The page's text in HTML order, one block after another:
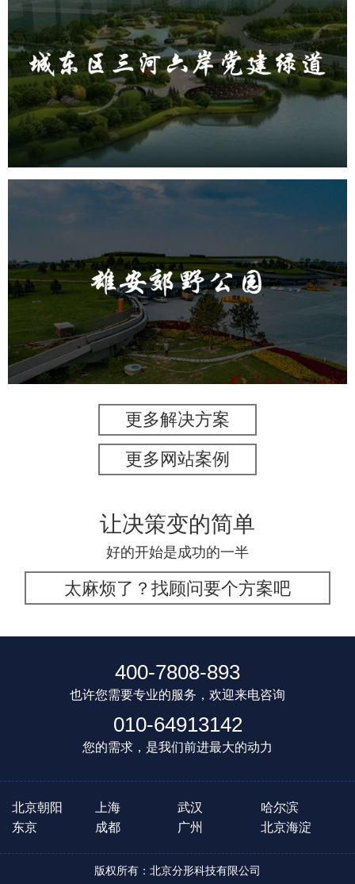
城东区三河六岸党建绿道
旅游休闲 公园 AI人工智能 智慧公园
智能步道
AR太极
智能大数据平台
旅游休闲 公园 AI人工智能 智慧公园
智能照明系统
智能垃圾桶
更多解决方案
更多网站案例
让决策变的简单
好的开始是成功的一半
太麻烦了？找顾问要个方案吧
400-7808-893
也许您需要专业的服务，欢迎来电咨询
010-64913142
您的需求，是我们前进最大的动力
北京朝阳 上海 武汉
哈尔滨
东京
成都 广州 北京海淀
版权所有：北京分形科技有限公司